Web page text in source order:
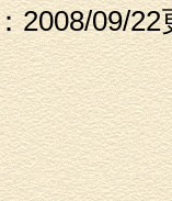
2008/09/22